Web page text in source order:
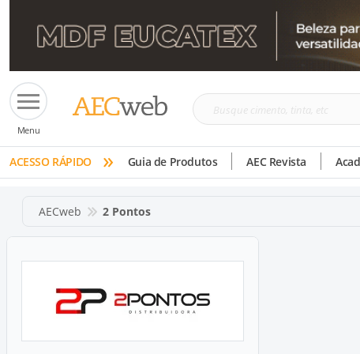
Menu
Busque
tinta,
etc
ACESSO RÁPIDO » Guia de Produtos AEC Revista
AECweb 2 Pontos